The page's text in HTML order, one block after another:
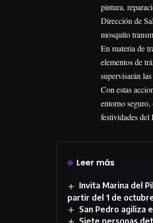
pintura,
Dirección de
mosquito
En materia de
elementos de
supervisarán
Con estas
entorno
festividades del
Leer más
Invita Marina del
partir del 1 de
San Pedro agiliza
Siete personas